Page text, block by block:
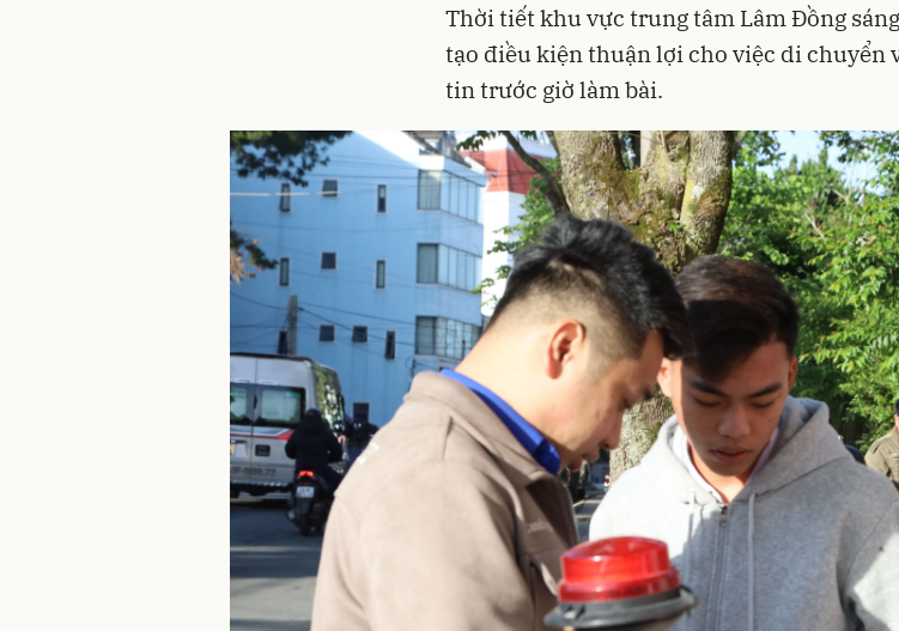
Thời tiết khu vực trung tâm Lâm Đồng
tạo điều kiện thuận lợi cho việc di chuyển
tin trước giờ làm bài.